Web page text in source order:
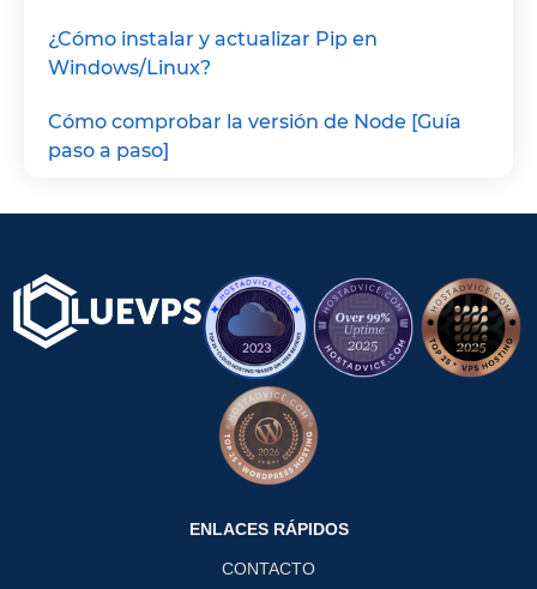
¿Cómo instalar y actualizar Pip en
Windows/Linux?
Cómo comprobar la versión de Node [Guía
paso a paso]
ENLACES RÁPIDOS
CONTACTO